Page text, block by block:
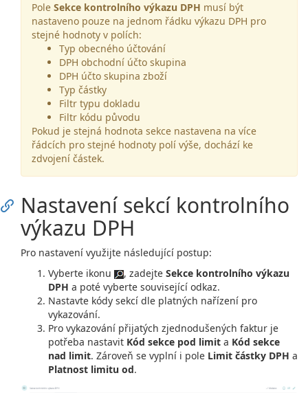
Pole Sekce kontrolního výkazu DPH musí být
nastaveno pouze na jednom řádku výkazu DPH pro
stejné hodnoty v polích:
Typ obecného účtování
DPH obchodní účto skupina
DPH účto skupina zboží
Typ částky
Filtr typu dokladu
Filtr kódu původu
Pokud je stejná hodnota sekce nastavena na více
řádcích pro stejné hodnoty polí výše, dochází ke
zdvojení částek.
Nastavení sekcí kontrolního
výkazu DPH
Pro nastavení využijte následující postup:
Vyberte ikonu
, zadejte Sekce kontrolního výkazu
DPH a poté vyberte související odkaz.
Nastavte kódy sekcí dle platných nařízení pro
vykazování.
Pro vykazování přijatých zjednodušených faktur je
potřeba nastavit Kód sekce pod limit a Kód sekce
nad limit. Zároveň se vyplní i pole Limit částky DPH a
Platnost limitu od.